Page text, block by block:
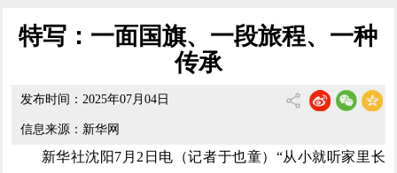
数据发布
特写：一面国旗、一段旅程、一种
传承
发布时间：2025年07月04日
信息来源：新华网
新华社沈阳7月2日电（记者于也童）“从小就听家里长